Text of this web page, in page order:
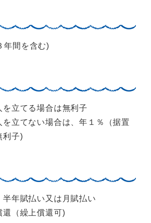
年間を含む)
を立てる場合は無利子
を立てない場合は、年１％（据置
利子)
半年賦払い又は月賦払い
還（繰上償還可)